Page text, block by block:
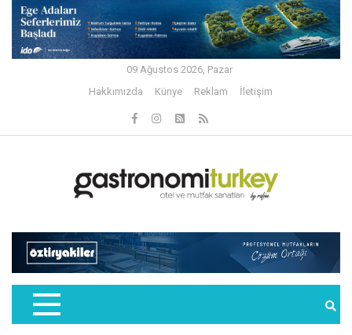
09 Ağustos 2026, Pazar
Hakkımızda
Künye Reklam İletişim